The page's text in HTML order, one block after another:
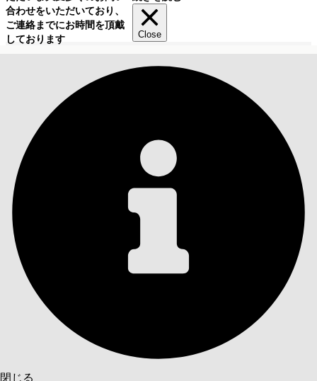
合わせをいただいており、
ご連絡までにお時間を頂戴
しております
Close
閉じる
目次